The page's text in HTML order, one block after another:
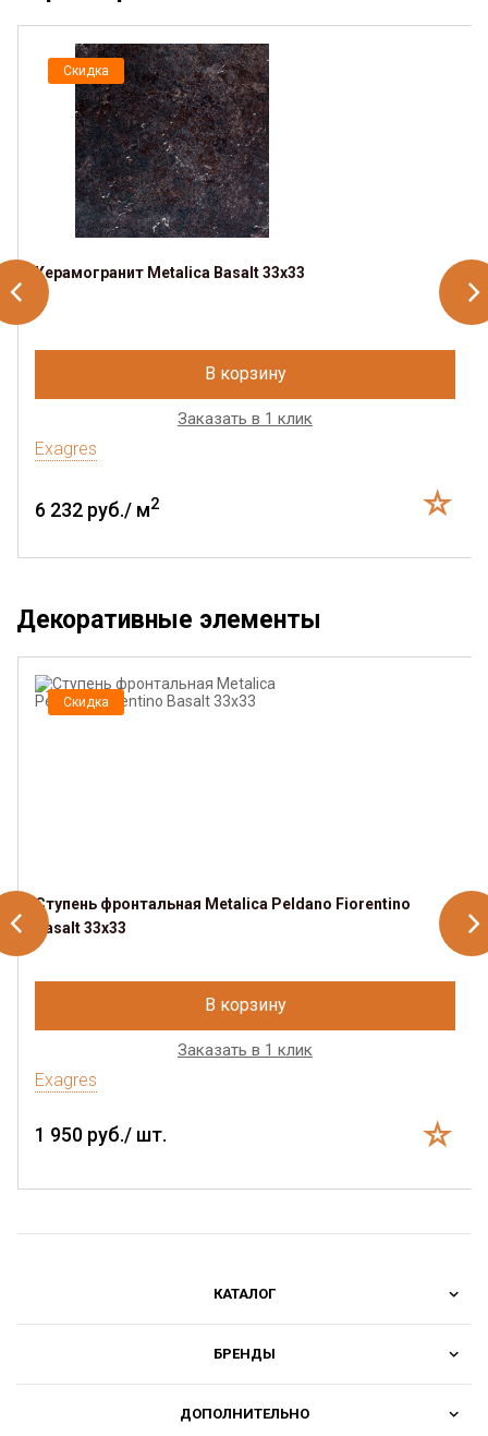
Скидка
Керамогранит Metalica Basalt 33х33
В корзину
Заказать в 1 клик
Exagres
6 232 руб./ м2
Декоративные элементы
Скидка
Ступень фронтальная Metalica Peldano Fiorentino
Basalt 33х33
В корзину
Заказать в 1 клик
Exagres
1 950 руб./ шт.
КАТАЛОГ
БРЕНДЫ
ДОПОЛНИТЕЛЬНО